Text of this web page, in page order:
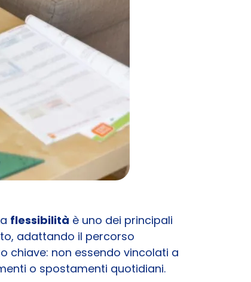
flessibilità è uno dei principali
adattando il percorso
chiave: non essendo vincolati a
o spostamenti quotidiani.